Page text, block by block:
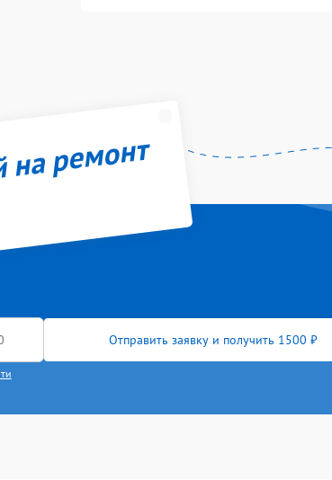
ремонт
Отправить заявку и получить 1500 ₽